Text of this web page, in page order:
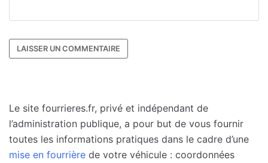
Le site fourrieres.fr, privé et indépendant de
l’administration publique, a pour but de vous fournir
toutes les informations pratiques dans le cadre d’une
mise en fourrière de votre véhicule : coordonnées